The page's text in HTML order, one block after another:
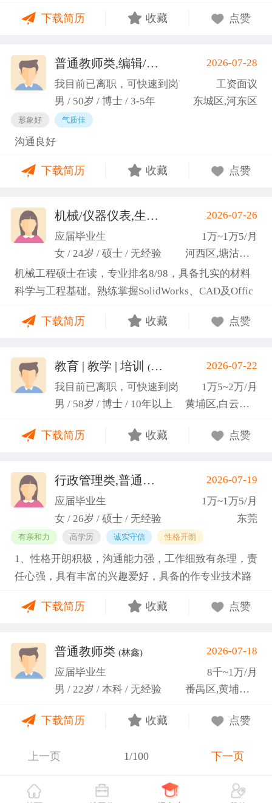
上传，毕业生信息核对，以及协助图书馆老师与学生
沟通举办各种活动。 （3）组织管理能力强，在读期
一百余人，并组织每天口语晨读活动，同时不定期举
办各种社团内部活动，如迎新、英语角等。
路与良好的问题处理意识。 拥有较强的团队协作与跨
稳步成长并创造价值。
下载简历 收藏 点赞
普通教师类,编辑/出版/印刷 (刘先生)
2026-07-28
我目前已离职，可快速到岗
工资面议
男 / 50岁 / 博士 / 3-5年
东城区,河东区
形象好 气质佳
沟通良好
下载简历 收藏 点赞
机械/仪器仪表,生产管理/研发 (高蕾)
2026-07-26
应届毕业生
1万~1万5/月
女 / 24岁 / 硕士 / 无经验
河西区,塘沽区,东丽区
机械工程硕士在读，专业排名8/98，具备扎实的材料
科学与工程基础。熟练掌握SolidWorks、CAD及Offic
2项天津市科研项目，擅长实验设计与数据分析;曾带
优秀的团队协作与沟通协调能力，责任心强，渴望将
科研严谨性融入实践工作中
下载简历 收藏 点赞
教育 | 教学 | 培训 (汤山文)
2026-07-22
我目前已离职，可快速到岗
1万5~2万/月
男 / 58岁 / 博士 / 10年以上
黄埔区,白云区,增城市
下载简历 收藏 点赞
行政管理类,普通教师类 (蓝小艳)2026-07-19
应届毕业生
1万~1万5/月
女 / 26岁 / 硕士 / 无经验
东莞
有亲和力 高学历 诚实守信 性格开朗
1、性格开朗积极，沟通能力强，工作细致有条理，责
任心强，具有丰富的兴趣爱好，具备的作专业技术路
任班级生活委员与课程助管，多次组织班级篮球、羽
关活动。
下载简历 收藏 点赞
普通教师类 (林鑫)
2026-07-18
应届毕业生
8千~1万/月
男 / 22岁 / 本科 / 无经验
番禺区,黄埔区,越秀区
下载简历 收藏 点赞
上一页 1/100 下一页